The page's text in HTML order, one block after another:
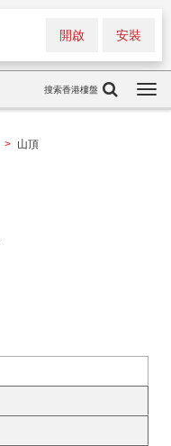
安裝
開啟
搜索香港樓盤
> 山頂